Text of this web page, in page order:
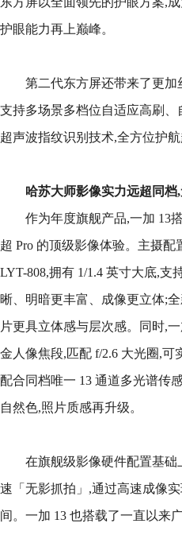
护眼能力再上巅峰。
第二代东方屏还带来了更加
支持多场景多档位自适应高刷
超声波指纹识别技术,全方位护航
哈苏大师影像实力远超同档
作为年度旗舰产品,一加 13
超 Pro 的顶级影像体验。主摄
LYT-808,拥有 1/1.4 英寸大底,
晰、明暗更丰富、成像更立体;
片更具立体感与层次感。同时,
金人像焦段,匹配 f/2.6 大光圈,
配合同档唯一 13 通道多光谱传
自然色,照片质感再升级。
在旗舰级影像硬件配置基础
速「无影抓拍」,通过高速成像
间。一加 13 也搭载了一直以来